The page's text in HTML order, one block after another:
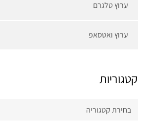
ערוץ טלגרם
ערוץ ואטסאפ
קטגוריות
קטגוריות